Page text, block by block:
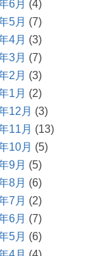
6月 (4)
5月 (7)
4月 (3)
3月 (7)
2月 (3)
1月 (2)
12月 (3)
11月 (13)
10月 (5)
9月 (5)
8月 (6)
7月 (2)
6月 (7)
5月 (6)